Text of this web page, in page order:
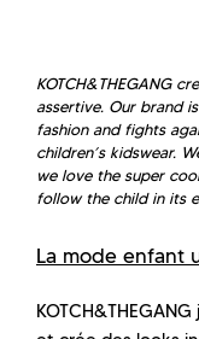
KOTCH&THEGANG
assertive. Our brand
fashion and fights
children’s kidswear.
we love the super
follow the child in its
La mode enfant